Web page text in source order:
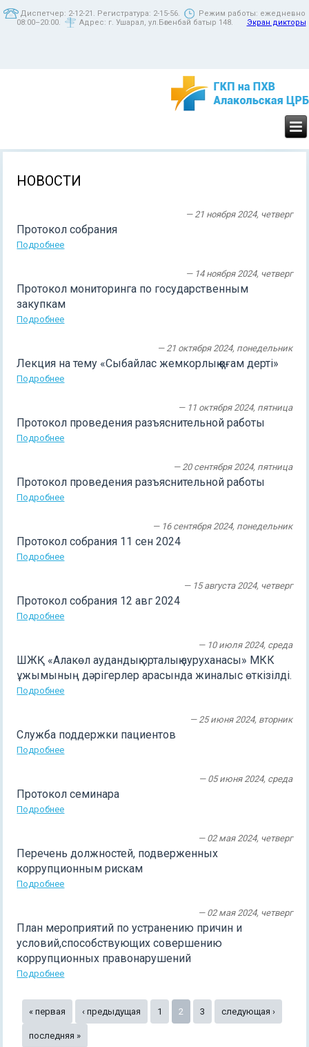
Диспетчер: 2-12-21. Регистратура: 2-15-56.
Режим работы: ежедневно
08:00–20:00.
Адрес: г. Ушарал, ул.Бөгенбай батыр 148. Экран дикторы
НОВОСТИ
— 21 ноября 2024, четверг
Протокол собрания
Подробнее
— 14 ноября 2024, четверг
Протокол мониторинга по государственным
закупкам
Подробнее
— 21 октября 2024, понедельник
Лекция на тему «Сыбайлас жемкорлық қоғам дерті»
Подробнее
— 11 октября 2024, пятница
Протокол проведения разъяснительной работы
Подробнее
— 20 сентября 2024, пятница
Протокол проведения разъяснительной работы
Подробнее
— 16 сентября 2024, понедельник
Протокол собрания 11 сен 2024
Подробнее
— 15 августа 2024, четверг
Протокол собрания 12 авг 2024
Подробнее
— 10 июля 2024, среда
ШЖҚ «Алакөл аудандық орталық ауруханасы» МКК
ұжымының дәрігерлер арасында жиналыс өткізілді.
Подробнее
— 25 июня 2024, вторник
Служба поддержки пациентов
Подробнее
— 05 июня 2024, среда
Протокол семинара
Подробнее
— 02 мая 2024, четверг
Перечень должностей, подверженных
коррупционным рискам
Подробнее
— 02 мая 2024, четверг
План мероприятий по устранению причин и
условий,способствующих совершению
коррупционных правонарушений
Подробнее
Страницы
« первая ‹ предыдущая 1 2 3 следующая ›
последняя »